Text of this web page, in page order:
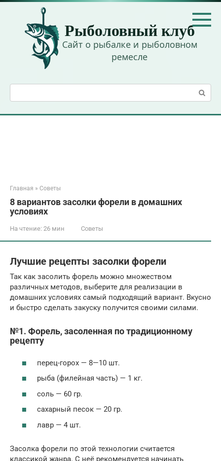
Перейти
контенту
Рыболовный клуб
Сайт о рыбалке и рыболовном
ремесле
Главная » Советы
8 вариантов засолки форели в домашних
условиях
На чтение: 26 мин Советы
Лучшие рецепты засолки форели
Так как засолить форель можно множеством
различных методов, выберите для реализации в
домашних условиях самый подходящий вариант. Вкусно
и быстро сделать закуску получится своими силами.
№1. Форель, засоленная по традиционному
рецепту
перец-горох — 8—10 шт.
рыба (филейная часть) — 1 кг.
соль — 60 гр.
сахарный песок — 20 гр.
лавр — 4 шт.
Засолка форели по этой технологии считается
классикой жанра. С неё рекомендуется начинать